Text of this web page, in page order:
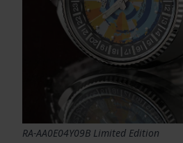
RA-AA0E04Y09B Limited Edition